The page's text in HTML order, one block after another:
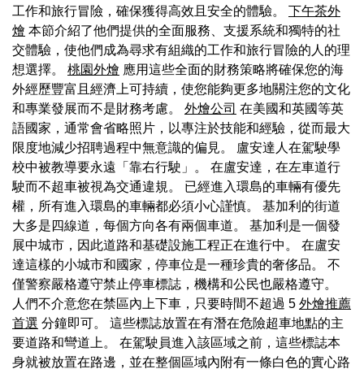
工作和旅行冒險，確保獲得高效且安全的體驗。 下午茶外
燴 本節介紹了他們提供的全面服務、支援系統和獨特的社
交體驗，使他們成為尋求有組織的工作和旅行冒險的人的理
想選擇。 桃園外燴 應用這些全面的財務策略將確保您的海
外經歷豐富且經濟上可持續，使您能夠更多地關注您的文化
和專業發展而不是財務考慮。 外燴公司 在美國和英國等英
語國家，通常會省略照片，以專注於技能和經驗，從而最大
限度地減少招聘過程中無意識的偏見。 盧安達人在駕駛學
校中被教導要永遠「靠右行駛」。 在盧安達，在左車道行
駛而不超車被視為交通違規。 已經進入環島的車輛有優先
權，所有進入環島的車輛都必須小心謹慎。 基加利的街道
大多是四線道，每個方向各有兩個車道。 基加利是一個發
展中城市，因此道路和基礎設施工程正在進行中。 在盧安
達這樣的小城市和國家，停車位是一種珍貴的奢侈品。 不
僅警察嚴格遵守禁止停車標誌，機構和公民也嚴格遵守。
人們不介意您在禁區內上下車，只要時間不超過 5 外燴推薦
首選 分鐘即可。 這些標誌放置在有潛在危險超車地點的主
要道路和彎道上。 在駕駛員進入該區域之前，這些標誌本
身就被放置在路邊，並在整個區域內附有一條白色的實心路